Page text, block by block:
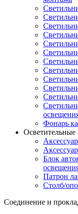
Фонарь
Осветительные
Блок
Патрон
Столб/
Соединение и